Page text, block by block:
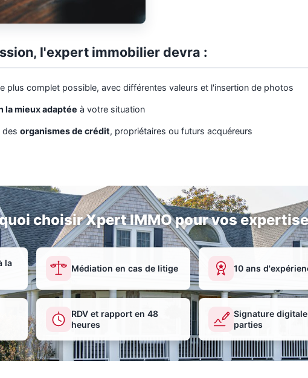
l'expert immobilier devra :
plus complet possible, avec différentes valeurs et l'insertion de photos
la mieux adaptée à votre situation
des organismes de crédit, propriétaires ou futurs acquéreurs
choisir Xpert IMMO pour vos
la
Médiation en cas de litige 10 ans
RDV et rapport en 48
heures
Signature
parties